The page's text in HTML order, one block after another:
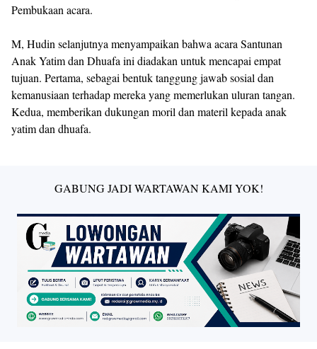
Pembukaan acara.
M, Hudin selanjutnya menyampaikan bahwa acara Santunan
Anak Yatim dan Dhuafa ini diadakan untuk mencapai empat
tujuan. Pertama, sebagai bentuk tanggung jawab sosial dan
kemanusiaan terhadap mereka yang memerlukan uluran tangan.
Kedua, memberikan dukungan moril dan materil kepada anak
yatim dan dhuafa.
GABUNG JADI WARTAWAN KAMI YOK!